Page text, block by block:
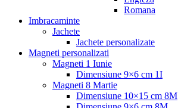
Romana
Imbracaminte
Jachete
Jachete personalizate
Magneti personalizati
Magneti 1 Iunie
Dimensiune 9×6 cm 1I
Magneti 8 Martie
Dimensiune 10×15 cm 8M